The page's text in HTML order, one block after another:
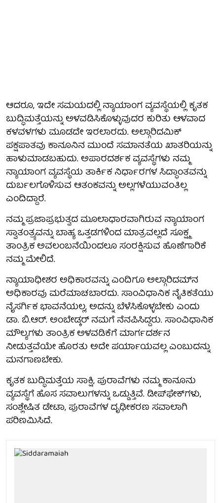
ಆದರೂ, ಇದೇ ಸಮಯದಲ್ಲಿ ನ್ಯಾಯಾಂಗ ವ್ಯವಸ್ಥೆಯಲ್ಲಿ ಕೃತಕ
ಬುದ್ಧಿಮತ್ತೆಯನ್ನು ಅಳವಡಿಸಿಕೊಳ್ಳುವುದರ ಕುರಿತು ಆಳವಾದ
ಕಳವಳಗಳು ಮೂಡದೇ ಇರಲಾರದು. ಅಲ್ಗಾರಿದಮಿಕ್
ಪಕ್ಷಪಾತವು ಕಾನೂನಿನ ಮುಂದೆ ಸಮಾನತೆಯ ಖಾತರಿಯನ್ನು
ಹಾಳುಮಾಡಬಹುದು. ಅಪಾರದರ್ಶಕ ವ್ಯವಸ್ಥೆಗಳು ನಮ್ಮ
ನ್ಯಾಯಾಂಗ ವ್ಯವಸ್ಥೆಯ ತಾರ್ಕಿಕ ನಿರ್ಧಾರಗಳ ಸಿದ್ಧಾಂತವನ್ನು
ದುರ್ಬಲಗೊಳಿಸುವ ಆತಂಕವನ್ನು ಅಲ್ಲಗಳೆಯುವಂತಿಲ್ಲ
ಎಂದಿದ್ದಾರೆ.
ನಮ್ಮ ಪ್ರಜಾಪ್ರಭುತ್ವದ ಮೂಲಾಧಾರವಾಗಿರುವ ನ್ಯಾಯಾಂಗ
ಸ್ವಾತಂತ್ರ್ಯವನ್ನು ಬಾಹ್ಯ ಒತ್ತಡಗಳಿಂದ ಮಾತ್ರವಲ್ಲದೆ ಸೂಕ್ಷ್ಮ
ತಾಂತ್ರಿಕ ಅವಲಂಬನೆಯಿಂದಲೂ ಸಂರಕ್ಷಿಸುವ ಹೊಣೆಗಾರಿಕೆ
ನಮ್ಮ ಮೇಲಿದೆ.
ನ್ಯಾಯಾಧೀಶರ ಅಧಿಕಾರವನ್ನು ಎಂದಿಗೂ ಅಲ್ಗಾರಿದಮ್‌ನ
ಅಧಿಕಾರವು ಮರೆಮಾಚಬಾರದು. ಸಾಂವಿಧಾನಿಕ ನೈತಿಕತೆಯು
ನೈಸರ್ಗಿಕ ಭಾವನೆಯಲ್ಲ, ಅದನ್ನು ಬೆಳೆಸಿಕೊಳ್ಳಬೇಕು ಎಂದು
ಡಾ. ಬಿ.ಆರ್. ಅಂಬೇಡ್ಕರ್ ನಮಗೆ ನೆನಪಿಸಿದ್ದರು. ಸಾಂವಿಧಾನಿಕ
ಮೌಲ್ಯಗಳು ತಾಂತ್ರಿಕ ಅಳವಡಿಕೆಗೆ ಮಾರ್ಗದರ್ಶನ
ನೀಡುತ್ತವೆಯೇ ಹೊರತು ಅದೇ ಪರ್ಯಾಯವಲ್ಲ ಎಂಬುದನ್ನು
ಮನಗಾಣಬೇಕು.
ಕೃತಕ ಬುದ್ಧಿಮತ್ತೆಯ ಸಾಕ್ಷಿ, ಪುರಾವೆಗಳು ನಮ್ಮ ಕಾನೂನು
ವ್ಯವಸ್ಥೆಗೆ ಹೊಸ ಸವಾಲುಗಳನ್ನು ಒಡ್ಡುತ್ತಿವೆ. ಡೀಪ್‌ಫೇಕ್‌ಗಳು,
ಸಂಶ್ಲೇಷಿತ ಡೇಟಾ, ಪುರಾವೆಗಳ ದೃಢೀಕರಣ ಸವಾಲಾಗಿ
ಪರಿಣಮಿಸಿದೆ.